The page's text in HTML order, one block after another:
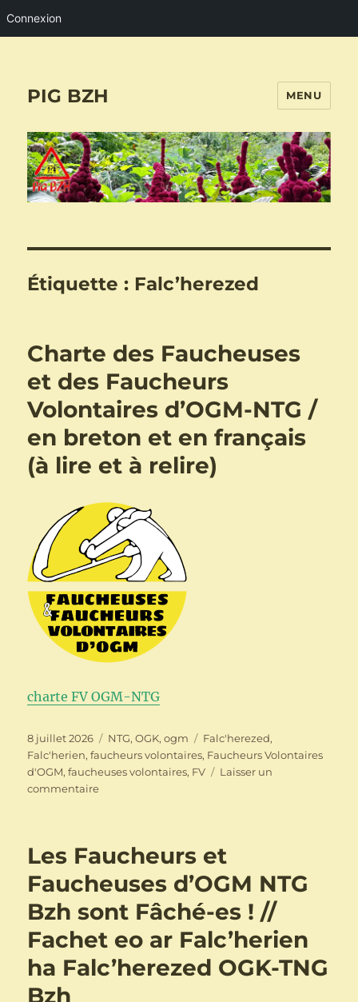
Connexion
PIG BZH MENU
Étiquette : Falc’herezed
Charte des Faucheuses
et des Faucheurs
Volontaires d’OGM-NTG /
en breton et en français
(à lire et à relire)
charte FV OGM-NTG
Publié
le
8 juillet 2026 Catégories
NTG,OGK,ogm Étiquettes
Falc'herezed,
Falc'herien,faucheurs volontaires, Faucheurs Volontaires
d'OGM,faucheuses volontaires, FV
Laisser un
commentairesur
et
Faucheurs
Volontaires
d’OGM-
NTG
en
Les Faucheurs et
Faucheuses d’OGM NTG
Bzh sont Fâché-es ! //
Fachet eo ar Falc’herien
ha Falc’herezed OGK-TNG
Bzh